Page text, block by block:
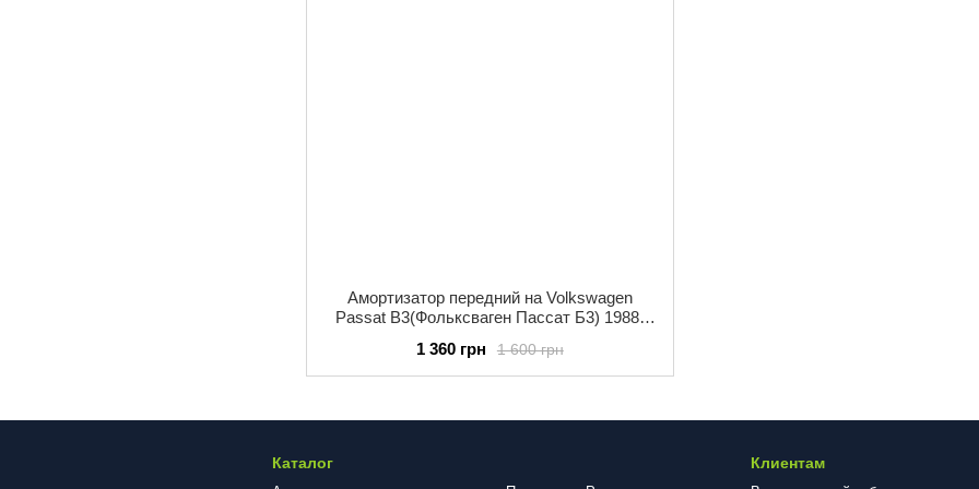
Амортизатор передний на Volkswagen
Passat B3(Фольксваген Пассат Б3) 1988-
1 600 грн
1 360 грн
Каталог Клиентам